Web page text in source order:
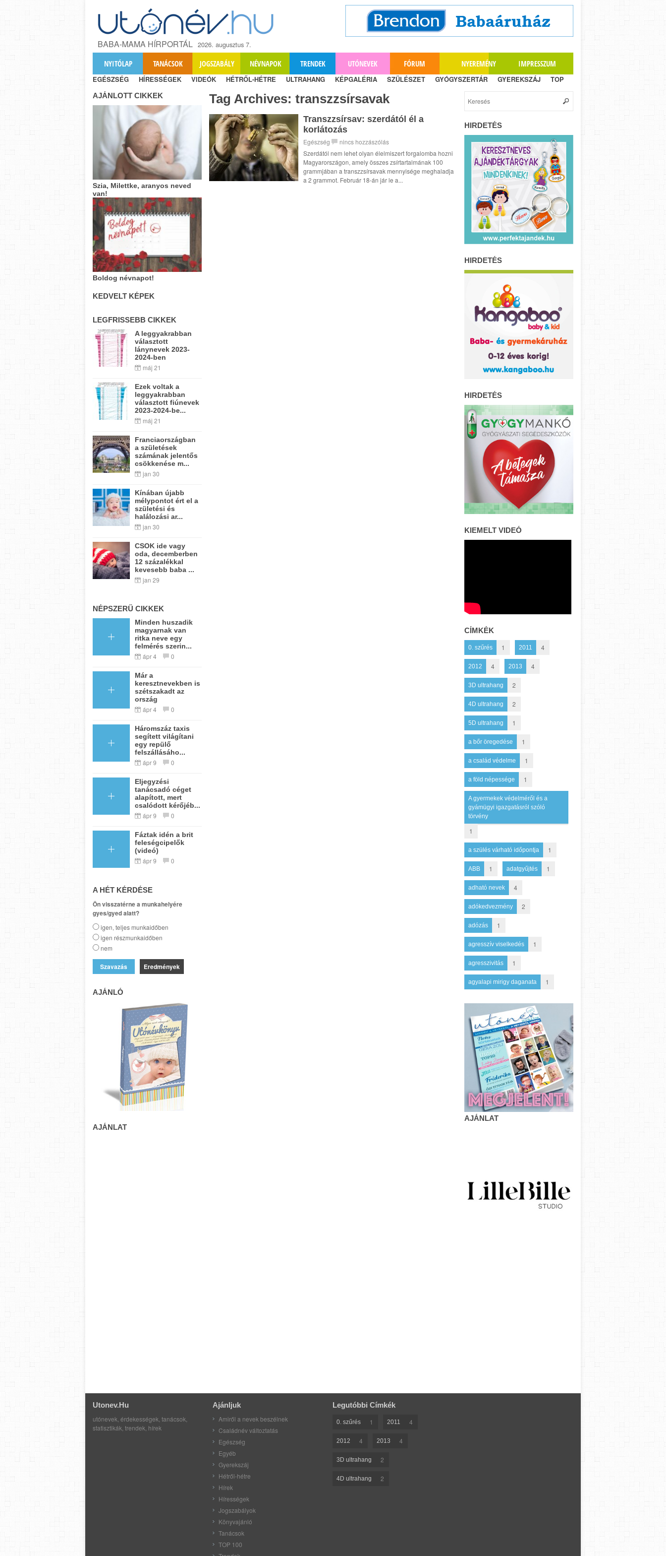
BABA-MAMA HÍRPORTÁL 2026. augusztus 7.
NYITÓLAP TANÁCSOK JOGSZABÁLY NÉVNAPOK TRENDEK UTÓNEVEK FÓRUM NYEREMÉNY IMPRESSZUM
EGÉSZSÉG HÍRESSÉGEK VIDEÓK HÉTRŐL-HÉTRE ULTRAHANG KÉPGALÉRIA SZÜLÉSZET GYÓGYSZERTÁR GYEREKSZÁJ TOP
Tag Archives: transzzsírsavak
Transzzsírsav: szerdától él a
korlátozás
Egészség
nincs hozzászólás
Szerdától nem lehet olyan élelmiszert forgalomba hozni
Magyarországon, amely összes zsírtartalmának 100
grammjában a transzzsírsavak mennyisége meghaladja
a 2 grammot. Február 18-án jár le a...
AJÁNLOTT CIKKEK
Szia, Milettke, aranyos neved
van!
Boldog névnapot!
KEDVELT KÉPEK
LEGFRISSEBB CIKKEK
A leggyakrabban
választott
lánynevek 2023-
2024-ben
máj 21
Ezek voltak a
leggyakrabban
választott fiúnevek
2023-2024-be...
máj 21
Franciaországban
a születések
számának jelentős
csökkenése m...
jan 30
Kínában újabb
mélypontot ért el a
születési és
halálozási ar...
jan 30
CSOK ide vagy
oda, decemberben
12 százalékkal
kevesebb baba ...
jan 29
NÉPSZERŰ CIKKEK
Minden huszadik
magyarnak van
ritka neve egy
felmérés szerin...
ápr 4 0
Már a
keresztnevekben is
szétszakadt az
ország
ápr 4 0
Háromszáz taxis
segített világítani
egy repülő
felszállásáho...
ápr 9 0
Eljegyzési
tanácsadó céget
alapított, mert
csalódott kérőjéb...
ápr 9 0
Fáztak idén a brit
feleségcipelők
(videó)
ápr 9 0
A HÉT KÉRDÉSE
Ön visszatérne a munkahelyére
gyes/gyed alatt?
igen, teljes munkaidőben
igen részmunkaidőben
nem
Eredmények
AJÁNLÓ
AJÁNLAT
HIRDETÉS
HIRDETÉS
HIRDETÉS
KIEMELT VIDEÓ
CÍMKÉK
0. szűrés 1 2011 4
2012 4 2013 4
3D ultrahang 2
4D ultrahang 2
5D ultrahang 1
a bőr öregedése 1
a család védelme 1
a föld népessége 1
A gyermekek védelméről és a
gyámügyi igazgatásról szóló
törvény
1
a szülés várható időpontja 1
ABB 1 adatgyűjtés 1
adható nevek 4
adókedvezmény 2
adózás 1
agresszív viselkedés 1
agresszivitás 1
agyalapi mirigy daganata 1
AJÁNLAT
Utonev.hu
utónevek, érdekességek, tanácsok,
statisztikák, trendek, hírek
Ajánljuk
Amiről a nevek beszélnek
Családnév változtatás
Egészség
Egyéb
Gyerekszáj
Hétről-hétre
Hírek
Hírességek
Jogszabályok
Könyvajánló
Tanácsok
TOP 100
Legutóbbi Címkék
0. szűrés 1 2011 4
2012 4 2013 4
3D ultrahang 2
4D ultrahang 2